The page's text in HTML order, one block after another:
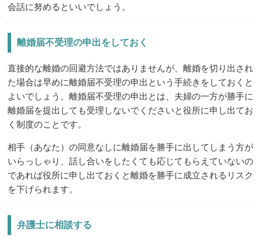
会話に努めるといいでしょう。
離婚届不受理の申出をしておく
直接的な離婚の回避方法ではありませんが、離婚を切り出され
た場合は早めに離婚届不受理の申出という手続きをしておくと
よいでしょう。離婚届不受理の申出とは、夫婦の一方が勝手に
離婚届を提出しても受理しないでくださいと役所に申し出てお
く制度のことです。
相手（あなた）の同意なしに離婚届を勝手に出してしまう方が
いらっしゃり、話し合いをしたくても応じてもらえていないの
であれば役所に申し出ておくと離婚を勝手に成立されるリスク
を下げられます。
弁護士に相談する